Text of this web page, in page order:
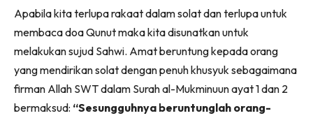
(Twitter)
Apabila kita terlupa rakaat dalam solat dan terlupa untuk
membaca doa Qunut maka kita disunatkan untuk
melakukan sujud Sahwi. Amat beruntung kepada orang
yang mendirikan solat dengan penuh khusyuk sebagaimana
firman Allah SWT dalam Surah al-Mukminuun ayat 1 dan 2
bermaksud: “Sesungguhnya beruntunglah orang-